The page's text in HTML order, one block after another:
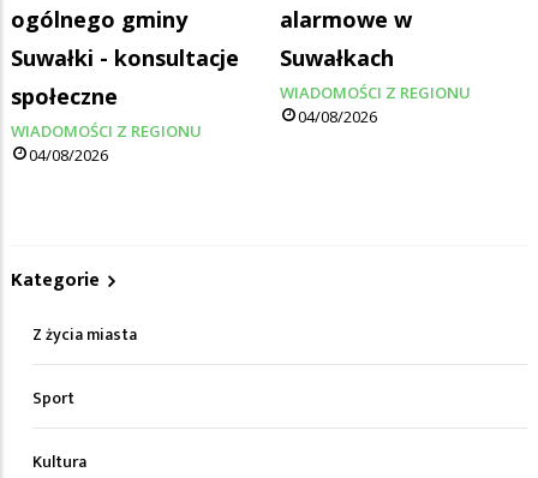
ogólnego gminy
Suwałki - konsultacje
społeczne
WIADOMOŚCI Z REGIONU
04/08/2026
alarmowe w
Suwałkach
WIADOMOŚCI Z REGIONU
04/08/2026
Kategorie
Z życia miasta
Sport
Kultura